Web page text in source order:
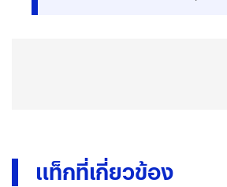
แท็กที่เกี่ยวข้อง